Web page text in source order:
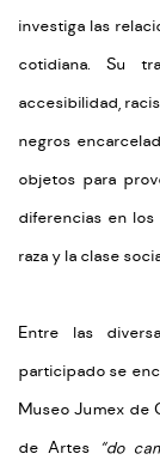
investiga las
cotidiana. Su
accesibilidad,
negros
objetos para
diferencias en
raza y la clase
Entre las
participado se
Museo Jumex de
de Artes“do